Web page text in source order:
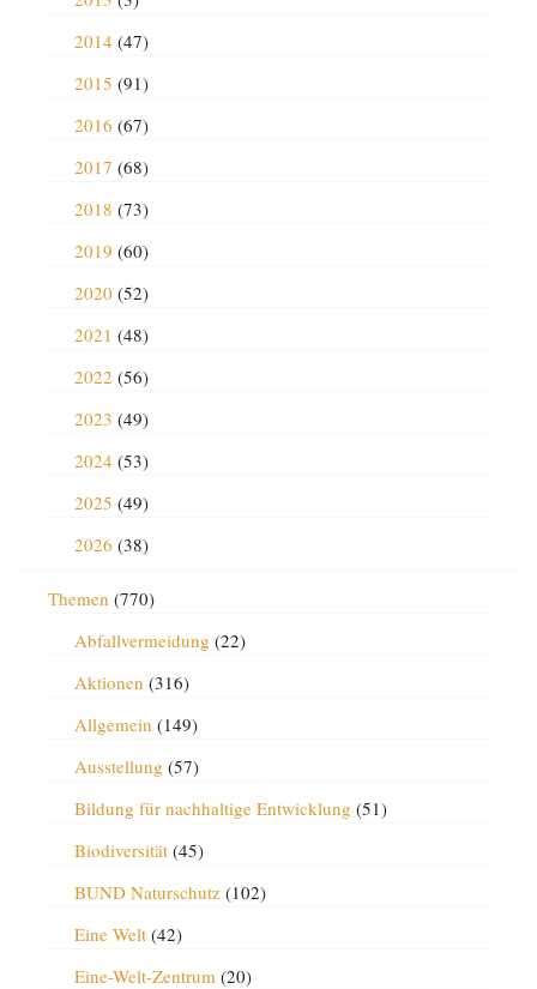
2014 (47)
2015 (91)
2016 (67)
2017 (68)
2018 (73)
2019 (60)
2020 (52)
2021 (48)
2022 (56)
2023 (49)
2024 (53)
2025 (49)
2026 (38)
Themen (770)
Abfallvermeidung (22)
Aktionen (316)
Allgemein (149)
Ausstellung (57)
Bildung für nachhaltige Entwicklung (51)
Biodiversität(45)
BUND Naturschutz(102)
Eine Welt(42)
Eine-Welt-Zentrum (20)